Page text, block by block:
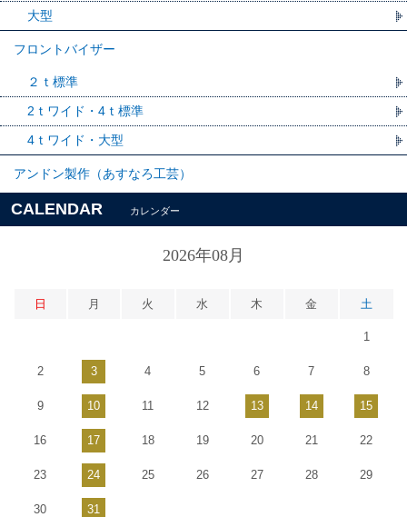
大型
フロントバイザー
２ｔ標準
2ｔワイド・4ｔ標準
4ｔワイド・大型
アンドン製作（あすなろ工芸）
CALENDAR カレンダー
2026年08月
日 月 火 水 木 金 土
1
2 3 4 5 6 7 8
9 10 11 12 13 14 15
16 17 18 19 20 21 22
23 24 25 26 27 28 29
30 31